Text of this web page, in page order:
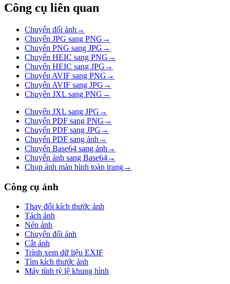
Công cụ liên quan
Chuyển đổi ảnh →
Chuyển JPG sang PNG →
Chuyển PNG sang JPG →
Chuyển HEIC sang PNG →
Chuyển HEIC sang JPG →
Chuyển AVIF sang PNG →
Chuyển AVIF sang JPG →
Chuyển JXL sang PNG →
Chuyển JXL sang JPG →
Chuyển PDF sang PNG →
Chuyển PDF sang JPG →
Chuyển PDF sang ảnh →
Chuyển Base64 sang ảnh →
Chuyển ảnh sang Base64→
Chụp ảnh màn hình toàn trang→
Công cụ ảnh
Thay đổi kích thước ảnh
Tách ảnh
Nén ảnh
Chuyển đổi ảnh
Cắt ảnh
Trình xem dữ liệu EXIF
Tìm kích thước ảnh
Máy tính tỷ lệ khung hình